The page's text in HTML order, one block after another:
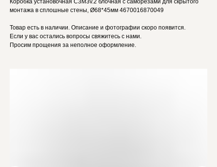
Коробка установочная C3M3v.2 блочная с саморезами для скрытого
монтажа в сплошные стены, Ø68*45мм 4670016870049
Товар есть в наличии. Описание и фотографии скоро появится.
Если у вас остались вопросы свяжитесь с нами.
Просим прощения за неполное оформление.